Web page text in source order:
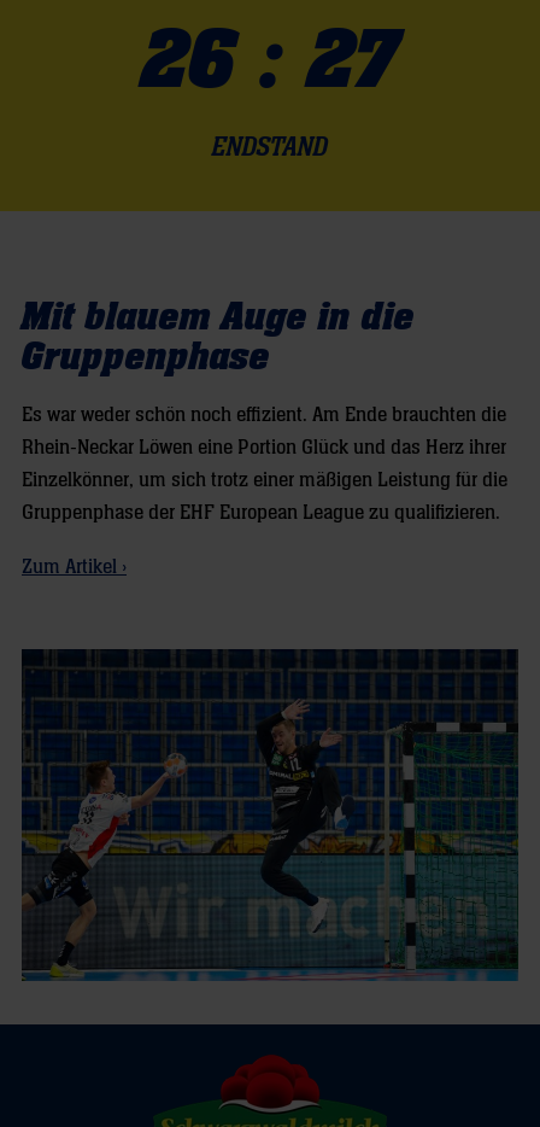
26 : 27
ENDSTAND
Mit blauem Auge in die
Gruppenphase
Es war weder schön noch effizient. Am Ende brauchten die
Rhein-Neckar Löwen eine Portion Glück und das Herz ihrer
Einzelkönner, um sich trotz einer mäßigen Leistung für die
Gruppenphase der EHF European League zu qualifizieren.
Zum Artikel ›